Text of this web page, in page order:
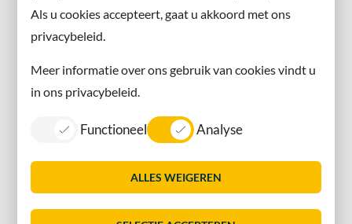
Als u cookies accepteert, gaat u akkoord met ons
privacybeleid.
Meer informatie over ons gebruik van cookies vindt u
in ons privacybeleid.
Functioneel Analyse
ALLES WEIGEREN
Contact met de gemeente
Contact
Information in English
Sitemap
Toegankelijkheid